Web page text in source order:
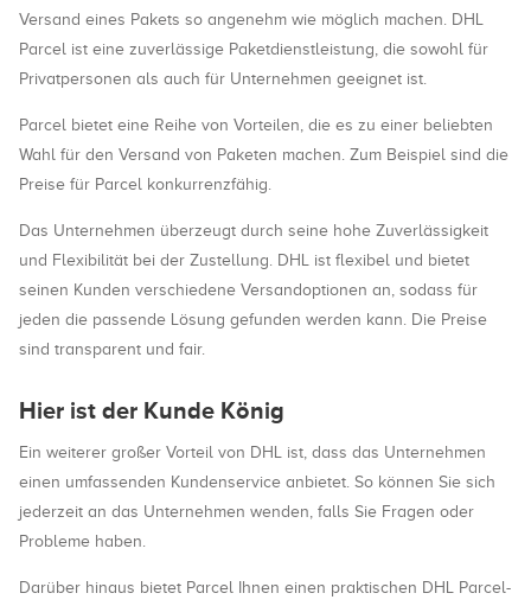
Versand eines Pakets so angenehm wie möglich machen. DHL
Parcel ist eine zuverlässige Paketdienstleistung, die sowohl für
Privatpersonen als auch für Unternehmen geeignet ist.
Parcel bietet eine Reihe von Vorteilen, die es zu einer beliebten
Wahl für den Versand von Paketen machen. Zum Beispiel sind die
Preise für Parcel konkurrenzfähig.
Das Unternehmen überzeugt durch seine hohe Zuverlässigkeit
und Flexibilität bei der Zustellung. DHL ist flexibel und bietet
seinen Kunden verschiedene Versandoptionen an, sodass für
jeden die passende Lösung gefunden werden kann. Die Preise
sind transparent und fair.
Hier ist der Kunde König
Ein weiterer großer Vorteil von DHL ist, dass das Unternehmen
einen umfassenden Kundenservice anbietet. So können Sie sich
jederzeit an das Unternehmen wenden, falls Sie Fragen oder
Probleme haben.
Darüber hinaus bietet Parcel Ihnen einen praktischen DHL Parcel-